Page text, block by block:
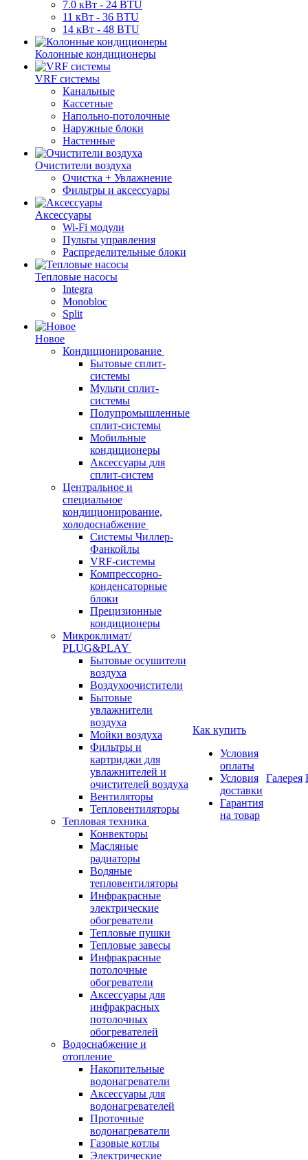
7.0 кВт - 24 BTU
11 кВт - 36 BTU
14 кВт - 48 BTU
Колонные кондиционеры
VRF системы
Канальные
Кассетные
Напольно-потолочные
Наружные блоки
Настенные
Очистители воздуха
Очистка + Увлажнение
Фильтры и аксессуары
Аксессуары
Wi-Fi модули
Пульты управления
Распределительные блоки
Тепловые насосы
Integra
Monobloc
Split
Новое
Кондиционирование
Бытовые сплит-
системы
Мульти сплит-
системы
Полупромышленные
сплит-системы
Мобильные
кондиционеры
Аксессуары для
сплит-систем
Центральное и
специальное
кондиционирование,
холодоснабжение
Системы Чиллер-
Фанкойлы
VRF-системы
Компрессорно-
конденсаторные
блоки
Прецизионные
кондиционеры
Микроклимат/
PLUG&PLAY
Бытовые осушители
воздуха
Воздухоочистители
Бытовые
увлажнители
воздуха
Мойки воздуха
Фильтры и
картриджи для
увлажнителей и
очистителей воздуха
Вентиляторы
Тепловентиляторы
Тепловая техника
Конвекторы
Масляные
радиаторы
Водяные
тепловентиляторы
Инфракрасные
электрические
обогреватели
Тепловые пушки
Тепловые завесы
Инфракрасные
потолочные
обогреватели
Аксессуары для
инфракрасных
потолочных
обогревателей
Водоснабжение и
отопление
Накопительные
водонагреватели
Аксессуары для
водонагревателей
Проточные
водонагреватели
Газовые котлы
Электрические
Как купить
Условия
оплаты
Условия
доставки
Гарантия
на товар
Галерея